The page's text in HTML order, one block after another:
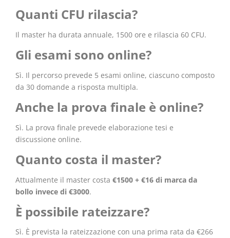
Quanti CFU rilascia?
Il master ha durata annuale, 1500 ore e rilascia 60 CFU.
Gli esami sono online?
Sì. Il percorso prevede 5 esami online, ciascuno composto
da 30 domande a risposta multipla.
Anche la prova finale è online?
Sì. La prova finale prevede elaborazione tesi e
discussione online.
Quanto costa il master?
Attualmente il master costa €1500 + €16 di marca da
bollo invece di €3000.
È possibile rateizzare?
Sì. È prevista la rateizzazione con una prima rata da €266